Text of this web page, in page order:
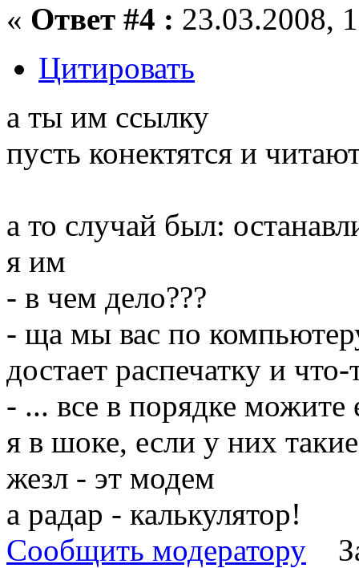
« Ответ #4 : 23.03.2008,
Цитировать
а ты им ссылку
пусть конектятся и
а то случай был:
я им
- в чем дело???
- ща мы вас по
достает распечатку и
- ... все в порядке можите
я в шоке, если у них
жезл - эт модем
а радар - калькулятор!
Сообщить модератору